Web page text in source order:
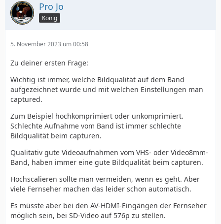
Pro Jo
König
5. November 2023 um 00:58
Zu deiner ersten Frage:
Wichtig ist immer, welche Bildqualität auf dem Band
aufgezeichnet wurde und mit welchen Einstellungen man
captured.
Zum Beispiel hochkomprimiert oder unkomprimiert.
Schlechte Aufnahme vom Band ist immer schlechte
Bildqualität beim capturen.
Qualitativ gute Videoaufnahmen vom VHS- oder Video8mm-
Band, haben immer eine gute Bildqualität beim capturen.
Hochscalieren sollte man vermeiden, wenn es geht. Aber
viele Fernseher machen das leider schon automatisch.
Es müsste aber bei den AV-HDMI-Eingängen der Fernseher
möglich sein, bei SD-Video auf 576p zu stellen.